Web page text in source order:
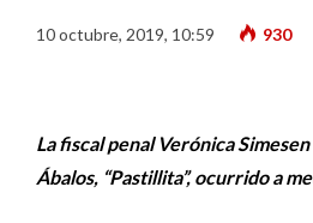
10 octubre, 2019, 10:59 930
La fiscal penal Verónica
Ábalos, “Pastillita”, ocurrido a